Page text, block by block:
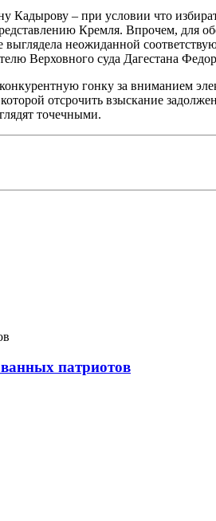
– при условии что
Кремля. Впрочем, для
неожиданной
Верховного суда Дагестана
гонку за вниманием
отсрочить взыскание
точечными.
патриотов